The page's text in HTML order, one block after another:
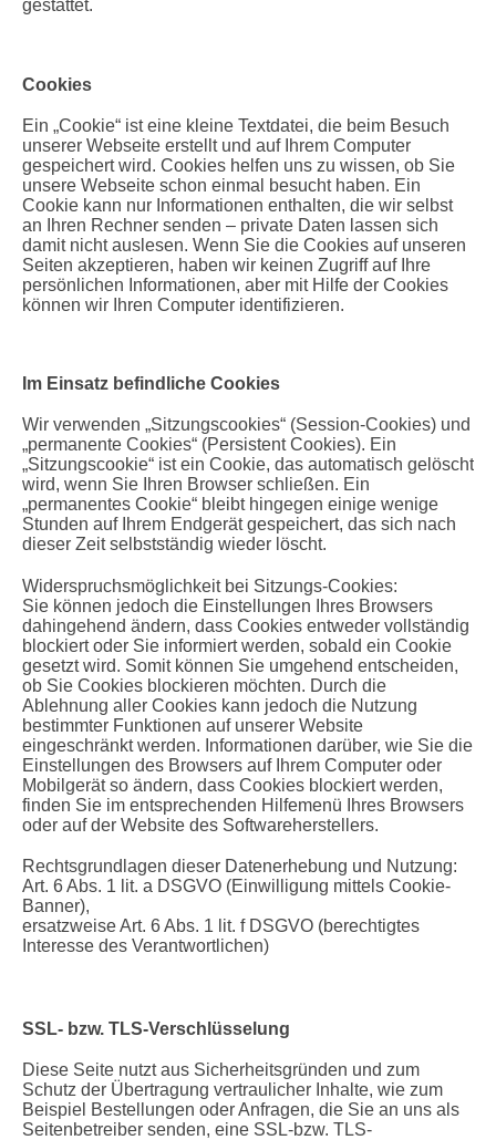
gestattet.
Cookies
Ein „Cookie“ ist eine kleine Textdatei, die beim Besuch
unserer Webseite erstellt und auf Ihrem Computer
gespeichert wird. Cookies helfen uns zu wissen, ob Sie
unsere Webseite schon einmal besucht haben. Ein
Cookie kann nur Informationen enthalten, die wir selbst
an Ihren Rechner senden – private Daten lassen sich
damit nicht auslesen. Wenn Sie die Cookies auf unseren
Seiten akzeptieren, haben wir keinen Zugriff auf Ihre
persönlichen Informationen, aber mit Hilfe der Cookies
können wir Ihren Computer identifizieren.
Im Einsatz befindliche Cookies
Wir verwenden „Sitzungscookies“ (Session-Cookies) und
„permanente Cookies“ (Persistent Cookies). Ein
„Sitzungscookie“ ist ein Cookie, das automatisch gelöscht
wird, wenn Sie Ihren Browser schließen. Ein
„permanentes Cookie“ bleibt hingegen einige wenige
Stunden auf Ihrem Endgerät gespeichert, das sich nach
dieser Zeit selbstständig wieder löscht.
Widerspruchsmöglichkeit bei Sitzungs-Cookies:
Sie können jedoch die Einstellungen Ihres Browsers
dahingehend ändern, dass Cookies entweder vollständig
blockiert oder Sie informiert werden, sobald ein Cookie
gesetzt wird. Somit können Sie umgehend entscheiden,
ob Sie Cookies blockieren möchten. Durch die
Ablehnung aller Cookies kann jedoch die Nutzung
bestimmter Funktionen auf unserer Website
eingeschränkt werden. Informationen darüber, wie Sie die
Einstellungen des Browsers auf Ihrem Computer oder
Mobilgerät so ändern, dass Cookies blockiert werden,
finden Sie im entsprechenden Hilfemenü Ihres Browsers
oder auf der Website des Softwareherstellers.
Rechtsgrundlagen dieser Datenerhebung und Nutzung:
Art. 6 Abs. 1 lit. a DSGVO (Einwilligung mittels Cookie-
Banner),
ersatzweise Art. 6 Abs. 1 lit. f DSGVO (berechtigtes
Interesse des Verantwortlichen)
SSL- bzw. TLS-Verschlüsselung
Diese Seite nutzt aus Sicherheitsgründen und zum
Schutz der Übertragung vertraulicher Inhalte, wie zum
Beispiel Bestellungen oder Anfragen, die Sie an uns als
Seitenbetreiber senden, eine SSL-bzw. TLS-